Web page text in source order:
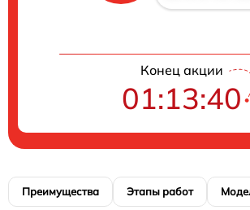
Конец акции
01:13:39
Преимущества Этапы работ